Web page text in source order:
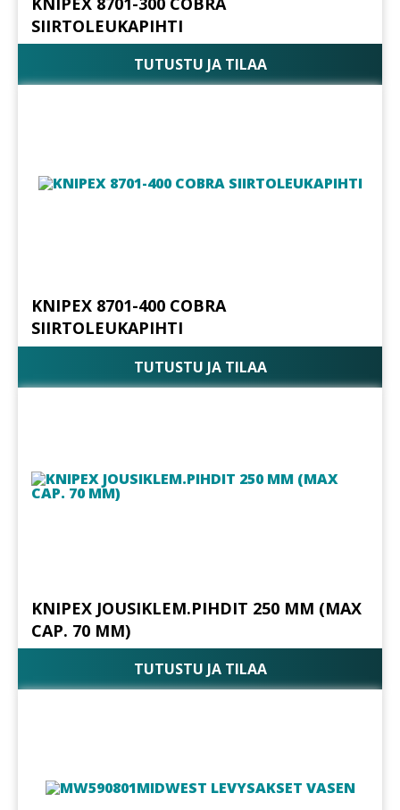
SIIRTOLEUKAPIHTI
TUTUSTU JA TILAA
KNIPEX 8701-400 COBRA
SIIRTOLEUKAPIHTI
TUTUSTU JA TILAA
KNIPEX JOUSIKLEM.PIHDIT 250 MM (MAX
CAP. 70 MM)
TUTUSTU JA TILAA